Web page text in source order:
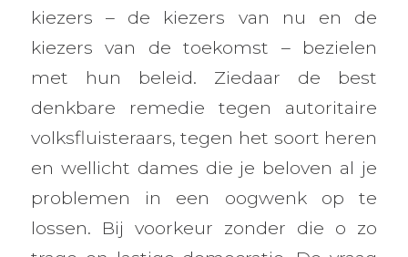
kiezers – de kiezers van nu en de
kiezers van de toekomst – bezielen
met hun beleid. Ziedaar de best
denkbare remedie tegen autoritaire
volksfluisteraars, tegen het soort heren
en wellicht dames die je beloven al je
problemen in een oogwenk op te
lossen. Bij voorkeur zonder die o zo